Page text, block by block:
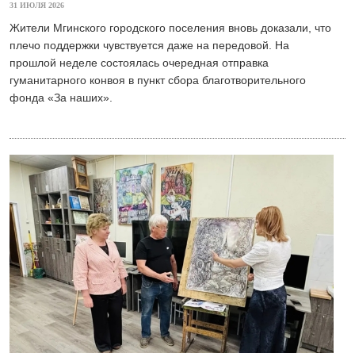
31 ИЮЛЯ 2026
Жители Мгинского городского поселения вновь доказали, что
плечо поддержки чувствуется даже на передовой. На
прошлой неделе состоялась очередная отправка
гуманитарного конвоя в пункт сбора благотворительного
фонда «Зa наших».